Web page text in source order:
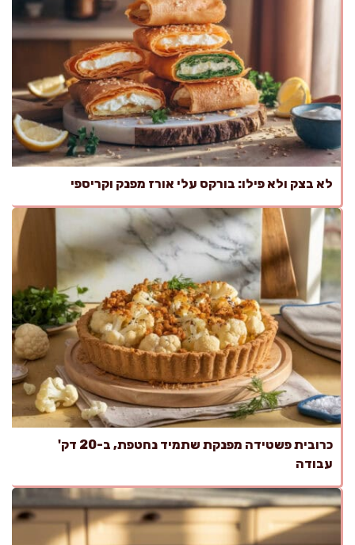
לא בצק ולא פילו: בורקס עלי אורז מפנק וקריספי
כרובית פשטידה מפנקת שתמיד נחטפת, ב-20 דק'
עבודה